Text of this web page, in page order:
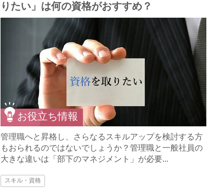
りたい」は何の資格がおすすめ？
お役立ち情報
管理職へと昇格し、さらなるスキルアップを検討する方
もおられるのではないでしょうか？管理職と一般社員の
大きな違いは「部下のマネジメント」が必要...
スキル・資格